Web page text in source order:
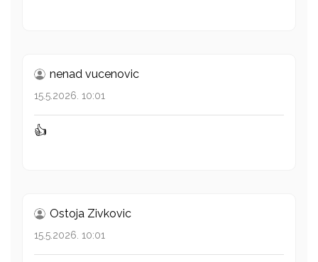
nenad vucenovic
15.5.2026. 10:01
👍
Ostoja Zivkovic
15.5.2026. 10:01